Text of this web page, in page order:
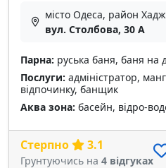
місто Одеса, район
вул. Столбова, 30 А
Парна: руська баня, баня на
Послуги: адміністратор,
відпочинку, банщик
Аква зона: басейн, відро-
Стерпно 3.1
Грунтуючись на 4 відгуках